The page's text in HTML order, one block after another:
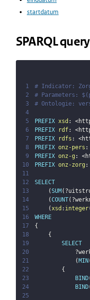
startdatum
SPARQL query
1
# Indicator:
2
# Parameters:
3
# Ontologie:
4
5
PREFIX xsd : <
6
PREFIX rdf: <
7
PREFIX rdfs : <
8
PREFIX onz-pers :
9
PREFIX onz-g : <
10
PREFIX onz-zorg :
11
12
SELECT
13
(SUM (
14
(COUNT(
15
(xsd : integer
16
WHERE
17
{
18
{
19
SELECT
20
21
( MIN
22
{
23
BIND
24
BIND
25